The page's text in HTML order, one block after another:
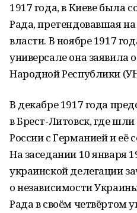
1917 года, в Киеве была
Рада, претендовавшая
власти. В ноябре 1917
универсале она заявила
Народной Республики
В декабре 1917 года
в Брест-Литовск, где
России с Германией и её
На заседании 10 января
украинской делегации
о независимости
Рада в своём четвёртом